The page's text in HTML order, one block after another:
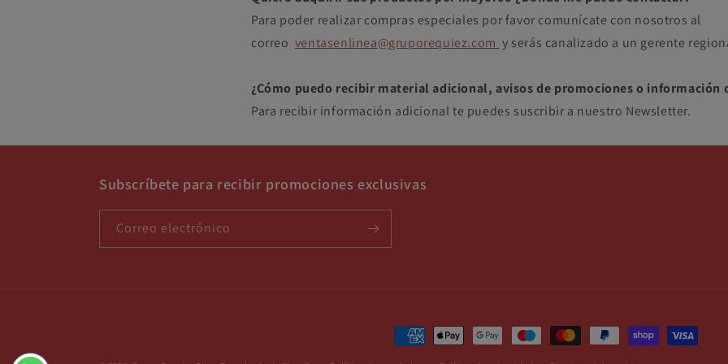
Para poder realizar compras especiales por favor comunícate con nosotros al
correo ventasenlinea@gruporequiez.com y serás canalizado a un gerente
¿Cómo puedo recibir material adicional, avisos de promociones o información
Para recibir información adicional te puedes suscribir a nuestro Newsletter.
Subscríbete para recibir promociones exclusivas
Correo electrónico
Formas
de